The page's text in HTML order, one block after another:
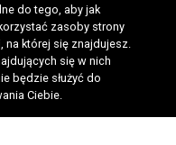
Wszelkie prawa
do tego, aby jak
zasoby strony
na której się znajdujesz.
się w nich
będzie służyć do
Ciebie.